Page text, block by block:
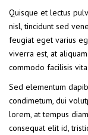
Quisque et lectus
nisl, tincidunt sed
feugiat eget varius
viverra est, at
commodo facilisis
Sed elementum
condimetum, dui
lorem, at tempus
consequat elit id,